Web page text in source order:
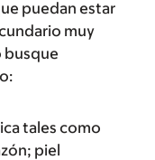
puedan estar
muy
busque
tales como
piel